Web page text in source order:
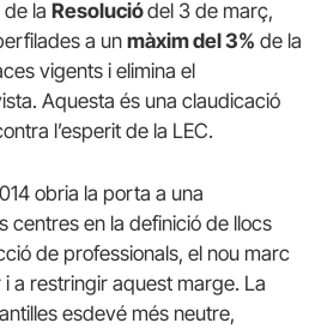
la Resoluciódel 3 de març,
a un màxim del 3% de la
vigents i elimina el
Aquesta és una claudicació
l’esperit de la LEC.
obria la porta a una
centres en la definició de llocs
de professionals, el nou marc
a restringir aquest marge. La
esdevé més neutre,